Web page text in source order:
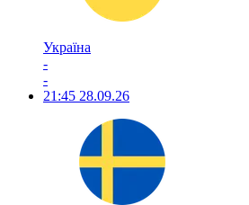
Україна
-
-
21:45 28.09.26